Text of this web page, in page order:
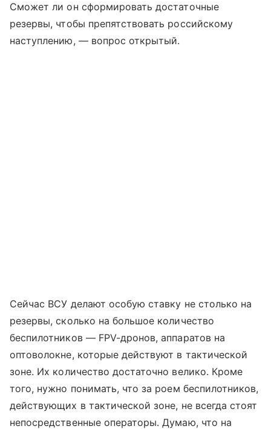
Сможет ли он сформировать достаточные
резервы, чтобы препятствовать российскому
наступлению, — вопрос открытый.
Сейчас ВСУ делают особую ставку не столько на
резервы, сколько на большое количество
беспилотников — FPV-дронов, аппаратов на
оптоволокне, которые действуют в тактической
зоне. Их количество достаточно велико. Кроме
того, нужно понимать, что за роем беспилотников,
действующих в тактической зоне, не всегда стоят
непосредственные операторы. Думаю, что на